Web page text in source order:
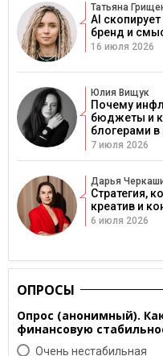
Татьяна
AI
бренд и
16 июля 2026
Юлия Вищук
Почему
бюджеты и
блогерами
7 июля 2026
Дарья
Стратегия,
креатив и
6 июля 2026
ОПРОСЫ
Опрос (анонимный).
финансовую
Очень нестабильная